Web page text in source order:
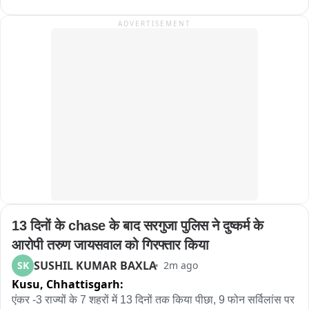
নেই পাড়াতে এই কুড়িটা লোকের বাই ইলেকশন করে দেখিয়ে দেবো আমি।
ADVERTISEMENT
13 दिनों के chase के बाद सरगुजा पुलिस ने दुष्कर्म के
आरोपी तरुण जायसवाल को गिरफ्तार किया
SK SUSHIL KUMAR BAXLA 2m ago
Kusu, Chhattisgarh:
एंकर -3 राज्यों के 7 शहरों में 13 दिनों तक किया पीछा, 9 फोन सर्विलांस पर